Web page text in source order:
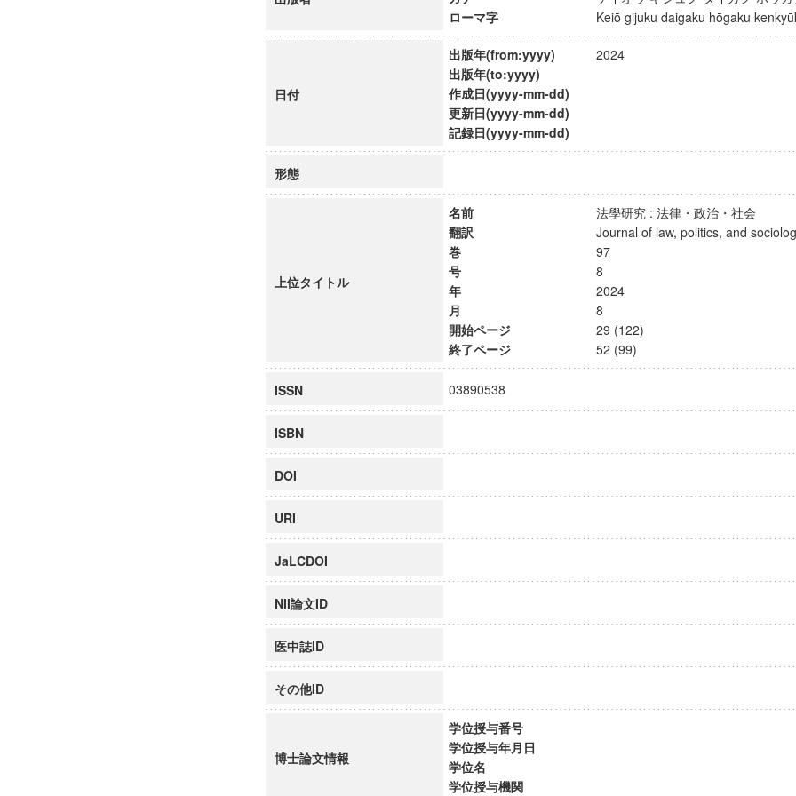
ローマ字
Keiō gijuku daigaku hōgaku
日付
出版年(from:yyyy)
2024
出版年(to:yyyy)
作成日(yyyy-mm-dd)
更新日(yyyy-mm-dd)
記録日(yyyy-mm-dd)
形態
上位タイトル
名前
法學研究 : 法律・政治・社会
翻訳
Journal of law, politics, and
巻
97
号
8
年
2024
月
8
開始ページ
29 (122)
終了ページ
52 (99)
ISSN 03890538
ISBN
DOI
URI
JaLCDOI
NII論文ID
医中誌ID
その他ID
博士論文情報
学位授与番号
学位授与年月日
学位名
学位授与機関